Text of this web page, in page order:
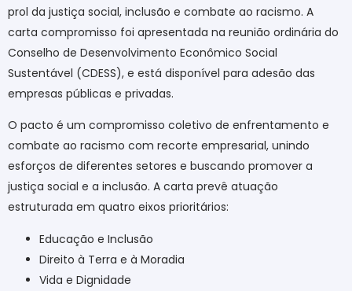
prol da justiça social, inclusão e combate ao racismo. A
carta compromisso foi apresentada na reunião ordinária do
Conselho de Desenvolvimento Econômico Social
Sustentável (CDESS), e está disponível para adesão das
empresas públicas e privadas.
O pacto é um compromisso coletivo de enfrentamento e
combate ao racismo com recorte empresarial, unindo
esforços de diferentes setores e buscando promover a
justiça social e a inclusão. A carta prevê atuação
estruturada em quatro eixos prioritários:
Educação e Inclusão
Direito à Terra e à Moradia
Vida e Dignidade